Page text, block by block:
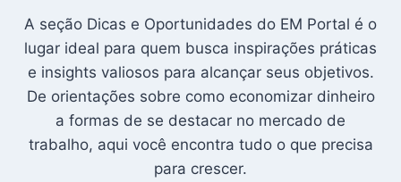
A seção Dicas e Oportunidades do EM Portal é o
lugar ideal para quem busca inspirações práticas
e insights valiosos para alcançar seus objetivos.
De orientações sobre como economizar dinheiro
a formas de se destacar no mercado de
trabalho, aqui você encontra tudo o que precisa
para crescer.